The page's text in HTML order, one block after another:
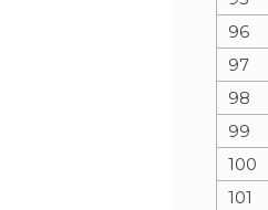
96
97
98
99
100
101